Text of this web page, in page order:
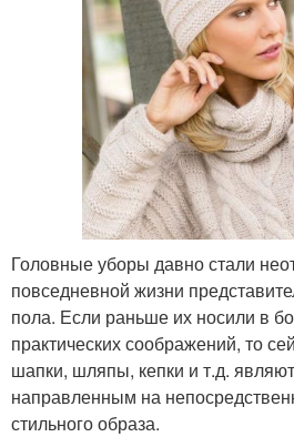
Головные уборы давно стали
повседневной жизни
пола. Если раньше их носили в
практических соображений, то
шапки, шляпы, кепки и т.д.
направленным на
стильного образа.